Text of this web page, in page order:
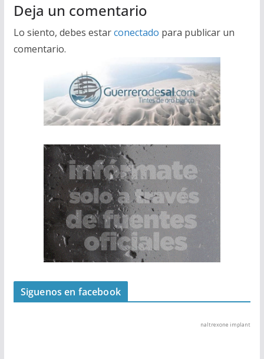
Deja un comentario
Lo siento, debes estarconectado para publicar un
comentario.
Siguenos en facebook
naltrexone implant